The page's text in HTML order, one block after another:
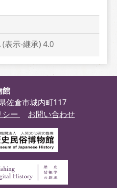
(表示-継承) 4.0
館
佐倉市城内町117
シー
お問い合わせ